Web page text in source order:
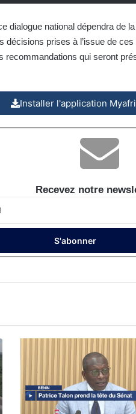
dialogue national dépendra de
prises à l’issue de
recommandations qui seront
Installer l'application
Recevez notre